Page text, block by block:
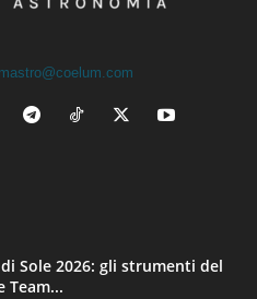
Sole 2026: gli strumenti del
Team...